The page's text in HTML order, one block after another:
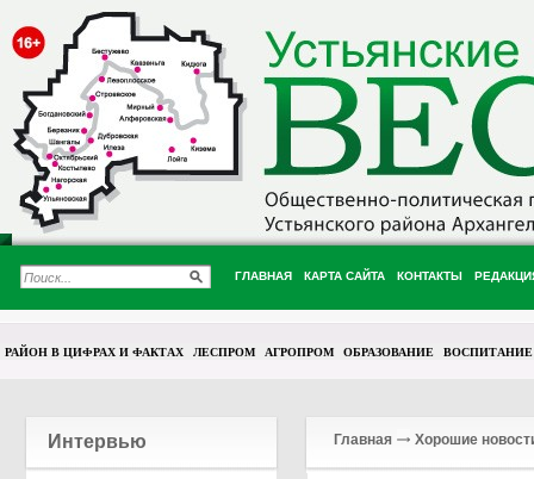
ГЛАВНАЯ КАРТА САЙТА КОНТАКТЫ
РАЙОН В ЦИФРАХ И ФАКТАХ ЛЕСПРОМ АГРОПРОМ ОБРАЗОВАНИЕ ВОСПИТАНИЕ
Интервью Главная Хорошие